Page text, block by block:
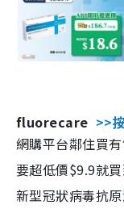
fluorecare >>
網購平台鄰住買
要超低價$9.9就
新型冠狀病毒抗